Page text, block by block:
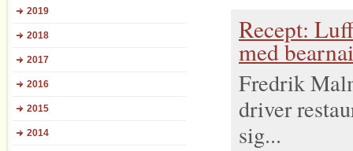
2019
2018
2017
2016
2015
2014
Recept:
med
Fredrik
driver
sig...